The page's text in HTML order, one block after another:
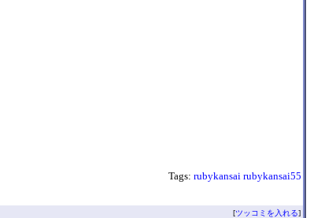
Tags: rubykansai rubykansai55
[ツッコミを入れる]